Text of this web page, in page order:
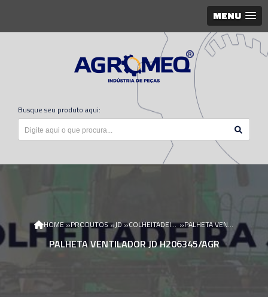
MENU
Busque seu produto aqui:
HOME»PRODUTOS»JD» COLHEITADEIRA JD » PALHETA VENTILADOR JD H206345/AGR
PALHETA VENTILADOR JD H206345/AGR